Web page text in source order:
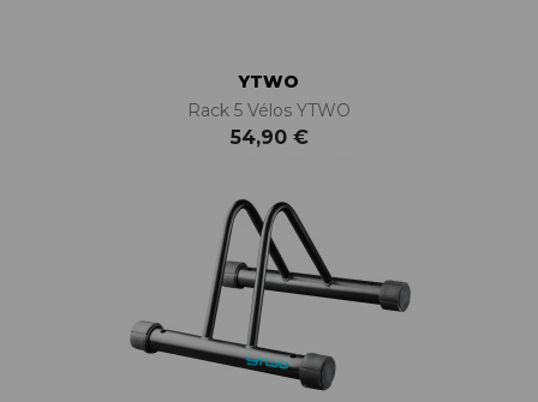
YTWO
Rack 5 Vélos YTWO
54,90 €